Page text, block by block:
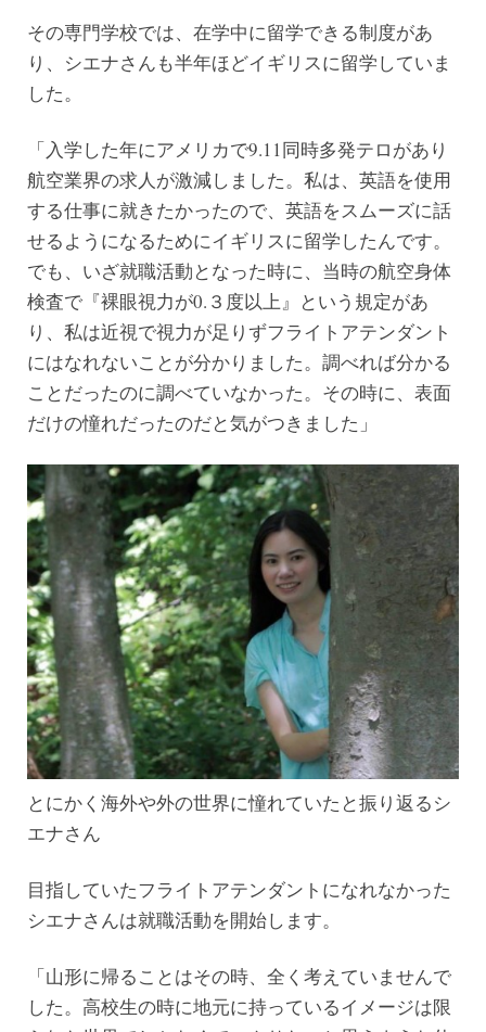
その専門学校では、在学中に留学できる制度があ
り、シエナさんも半年ほどイギリスに留学していま
した。
「入学した年にアメリカで9.11同時多発テロがあり
航空業界の求人が激減しました。私は、英語を使用
する仕事に就きたかったので、英語をスムーズに話
せるようになるためにイギリスに留学したんです。
でも、いざ就職活動となった時に、当時の航空身体
検査で『裸眼視力が0.３度以上』という規定があ
り、私は近視で視力が足りずフライトアテンダント
にはなれないことが分かりました。調べれば分かる
ことだったのに調べていなかった。その時に、表面
だけの憧れだったのだと気がつきました」
とにかく海外や外の世界に憧れていたと振り返るシ
エナさん
目指していたフライトアテンダントになれなかった
シエナさんは就職活動を開始します。
「山形に帰ることはその時、全く考えていませんで
した。高校生の時に地元に持っているイメージは限